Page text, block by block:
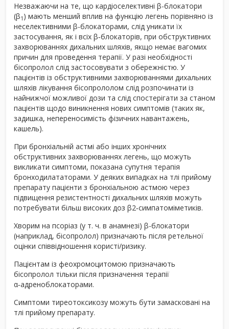
Незважаючи на те, що кардіоселективні β-блокатори
(β1 ) мають менший вплив на функцію легень порівняно із
неселективними β-блокаторами, слід уникати їх
застосування, як і всіх β‑блокаторів, при обструктивних
захворюваннях дихальних шляхів, якщо немає вагомих
причин для проведення терапії. У разі необхідності
бісопролол слід застосовувати з обережністю. У
пацієнтів із обструктивними захворюваннями дихальних
шляхів лікування бісопрололом слід розпочинати із
найнижчої можливої дози та слід спостерігати за станом
пацієнтів щодо виникнення нових симптомів (таких як,
задишка, непереносимість фізичних навантажень,
кашель).
При бронхіальній астмі або інших хронічних
обструктивних захворюваннях легень, що можуть
викликати симптоми, показана супутня терапія
бронходилататорами. У деяких випадках на тлі прийому
препарату пацієнти з бронхіальною астмою через
підвищення резистентності дихальних шляхів можуть
потребувати більш високих доз β2‑симпатоміметиків.
Хворим на псоріаз (у т. ч. в анамнезі) β-блокатори
(наприклад, бісопролол) призначають після ретельної
оцінки співвідношення користі/ризику.
Пацієнтам із феохромоцитомою призначають
бісопролол тільки після призначення терапії
α‑адреноблокаторами.
Симптоми тиреотоксикозу можуть бути замасковані на
тлі прийому препарату.